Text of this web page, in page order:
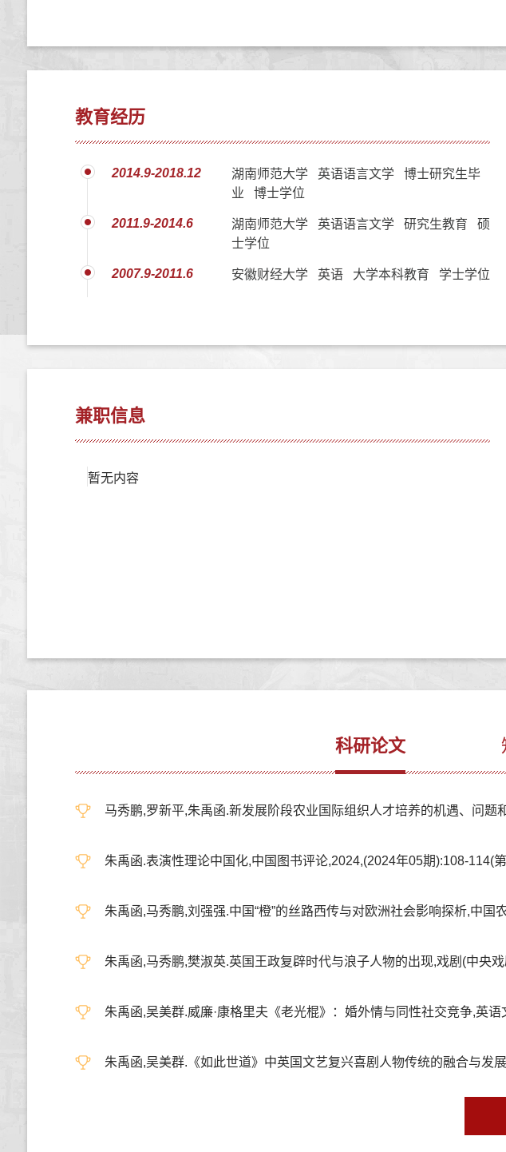
教育经历
2014.9-2018.12
湖南师范大学 英语语言文学 博士研究生毕
业 博士学位
2011.9-2014.6
湖南师范大学 英语语言文学 研究生教育 硕
士学位
2007.9-2011.6 安徽财经大学 英语 大学本科教育 学士学位
兼职信息
暂无内容
科研论文
马秀鹏,罗新平,朱禹函.新发展阶段农业国际组织人才培养的机遇、问
朱禹函.表演性理论中国化,中国图书评论,2024,(2024年05期):108-114(
朱禹函,马秀鹏,刘强强.中国“橙”的丝路西传与对欧洲社会影响探析,中
朱禹函,马秀鹏,樊淑英.英国王政复辟时代与浪子人物的出现,戏剧(中央
朱禹函,吴美群.威廉·康格里夫《老光棍》：婚外情与同性社交竞争,英
朱禹函,吴美群.《如此世道》中英国文艺复兴喜剧人物传统的融合与发